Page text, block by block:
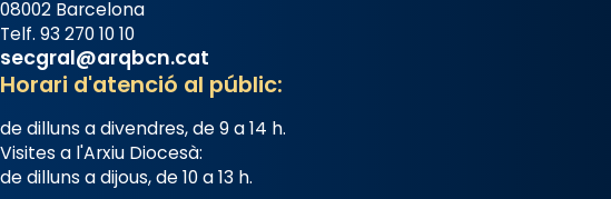
L’arquebisbe de Barcelona, el
cardenal Joan Josep Omella, ha
presidit la missa i l’ha
concelebrat el bisbe auxiliar de
Barcelona, Mons. David Abadías.
📸 Dr. G. Simón
08002 Barcelona
Telf. 93 270 10 10
secgral@arqbcn.cat
Horari d'atenció al públic:
de dilluns a divendres, de 9 a 14 h.
Visites a l'Arxiu Diocesà:
de dilluns a dijous, de 10 a 13 h.